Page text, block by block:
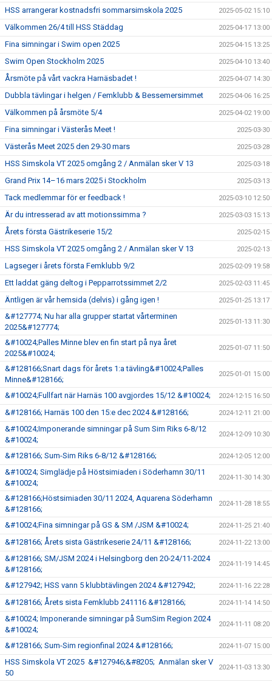
HSS arrangerar kostnadsfri sommarsimskola 2025 2025-05-02 15:10
Välkommen 26/4 till HSS Städdag 2025-04-17 13:00
Fina simningar i Swim open 2025 2025-04-15 13:25
Swim Open Stockholm 2025 2025-04-10 13:40
Årsmöte på vårt vackra Harnäsbadet ! 2025-04-07 14:30
Dubbla tävlingar i helgen / Femklubb & Bessemersimmet 2025-04-06 16:25
Välkommen på årsmöte 5/4 2025-04-02 19:00
Fina simningar i Västerås Meet ! 2025-03-30
Västerås Meet 2025 den 29-30 mars 2025-03-28
HSS Simskola VT 2025 omgång 2 / Anmälan sker V 13 2025-03-18
Grand Prix 14–16 mars 2025 i Stockholm 2025-03-13
Tack medlemmar för er feedback ! 2025-03-10 12:50
Är du intresserad av att motionssimma ? 2025-03-03 15:13
Årets första Gästrikeserie 15/2 2025-02-15
HSS Simskola VT 2025 omgång 2 / Anmälan sker V 13 2025-02-13
Lagseger i årets första Femklubb 9/2 2025-02-09 19:58
Ett laddat gäng deltog i Pepparrotssimmet 2/2 2025-02-03 11:45
Äntligen är vår hemsida (delvis) i gång igen ! 2025-01-25 13:17
&#127774; Nu har alla grupper startat vårterminen
2025&#127774;
2025-01-13 11:30
&#10024;Palles Minne blev en fin start på nya året
2025&#10024;
2025-01-07 11:50
&#128166;Snart dags för årets 1:a tävling&#10024;Palles
Minne&#128166;
2025-01-01 15:00
&#10024;Fullfart när Harnäs 100 avgjordes 15/12 &#10024; 2024-12-15 16:50
&#128166; Harnäs 100 den 15:e dec 2024 &#128166; 2024-12-11 21:00
&#10024;Imponerande simningar på Sum Sim Riks 6-8/12
&#10024;
2024-12-09 10:30
&#128166; Sum-Sim Riks 6-8/12 &#128166; 2024-12-05 12:00
&#10024; Simglädje på Höstsimiaden i Söderhamn 30/11
&#10024;
2024-11-30 14:30
&#128166;Höstsimiaden 30/11 2024, Aquarena Söderhamn
&#128166;
2024-11-28 18:55
&#10024;Fina simningar på GS & SM /JSM &#10024; 2024-11-25 21:40
&#128166; Årets sista Gästrikeserie 24/11 &#128166; 2024-11-22 13:00
&#128166; SM/JSM 2024 i Helsingborg den 20-24/11-2024
&#128166;
2024-11-19 14:45
&#127942; HSS vann 5 klubbtävlingen 2024 &#127942; 2024-11-16 22:28
&#128166; Årets sista Femklubb 241116 &#128166; 2024-11-14 14:50
&#10024; Imponerande simningar på SumSim Region 2024
&#10024;
2024-11-11 08:20
&#128166; Sum-Sim regionfinal 2024 &#128166; 2024-11-07 15:00
HSS Simskola VT 2025 &#127946;&#8205; Anmälan sker V
50
2024-11-03 13:30